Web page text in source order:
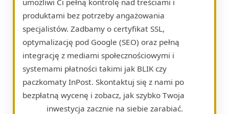
produktami bez potrzeby angażowania
specjalistów. Zadbamy o certyfikat SSL,
optymalizację pod Google (SEO) oraz pełną
integrację z mediami społecznościowymi i
systemami płatności takimi jak BLIK czy
paczkomaty InPost. Skontaktuj się z nami po
bezpłatną wycenę i zobacz, jak szybko Twoja
inwestycja zacznie na siebie zarabiać.